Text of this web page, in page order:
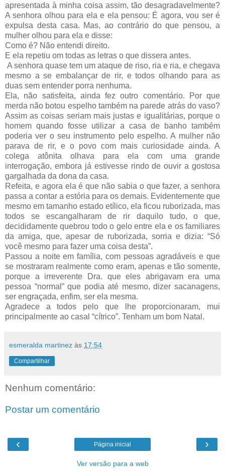
apresentada à minha coisa assim, tão desagradavelmente?
A senhora olhou para ela e ela pensou: É agora, vou ser é
expulsa desta casa. Mas, ao contrário do que pensou, a
mulher olhou para ela e disse:
Como é? Não entendi direito.
E ela repetiu om todas as letras o que dissera antes.
A senhora quase tem um ataque de riso, ria e ria, e chegava
mesmo a se embalançar de rir, e todos olhando para as
duas sem entender porra nenhuma.
Ela, não satisfeita, ainda fez outro comentário. Por que
merda não botou espelho também na parede atrás do vaso?
Assim as coisas seriam mais justas e igualitárias, porque o
homem quando fosse utilizar a casa de banho também
poderia ver o seu instrumento pelo espelho. A mulher não
parava de rir, e o povo com mais curiosidade ainda. A
colega atônita olhava para ela com uma grande
interrogação, embora já estivesse rindo de ouvir a gostosa
gargalhada da dona da casa.
Refeita, e agora ela é que não sabia o que fazer, a senhora
passa a contar a estória para os demais. Evidentemente que
mesmo em tamanho estado etílico, ela ficou ruborizada, mas
todos se escangalharam de rir daquilo tudo, o que,
decididamente quebrou todo o gelo entre ela e os familiares
da amiga, que, apesar de ruborizada, sorria e dizia: “Só
você mesmo para fazer uma coisa desta”.
Passou a noite em família, com pessoas agradáveis e que
se mostraram realmente como eram, apenas e tão somente,
porque a irreverente Dra. que eles abrigavam era uma
pessoa “normal” que podia até mesmo, dizer sacanagens,
ser engraçada, enfim, ser ela mesma.
Agradece a todos pelo que lhe proporcionaram, mui
principalmente ao casal “cítrico”. Tenham um bom Natal.
esmeralda martinez às 17:54
Compartilhar
Nenhum comentário:
Postar um comentário
‹ ›
Página inicial
Ver versão para a web